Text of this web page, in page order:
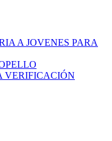
A JOVENES PARA
VERIFICACIÓN